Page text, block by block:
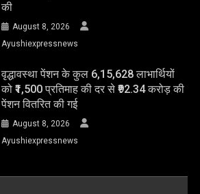
की
August 8, 2026
Ayushiexpressnews
वृद्धावस्था पेंशन के कुल 6,15,628 लाभार्थियों
को ₹1,500 प्रतिमाह की दर से ₹92.34 करोड़ की
पेंशन वितरित की गई
August 8, 2026
Ayushiexpressnews